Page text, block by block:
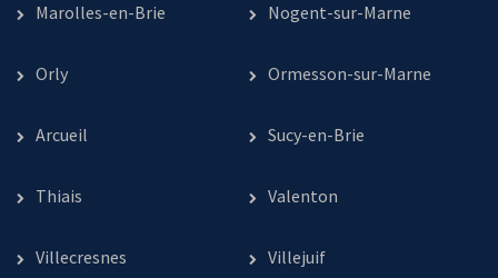
Marolles-en-Brie Nogent-sur-Marne
Orly Ormesson-sur-Marne
Arcueil Sucy-en-Brie
Thiais Valenton
Villecresnes Villejuif